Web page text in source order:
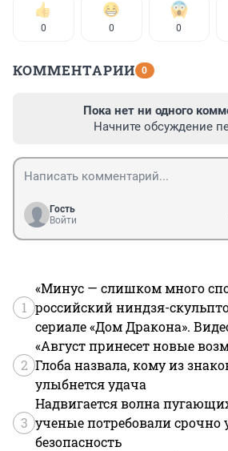
0 0 0
КОММЕНТАРИИ 0
Пока нет ни одного
Начните обсуждение
Гость
Войти
1
«Минус — слишком много
российский ниндзя-
сериале «Дом Дракона».
2
«Август принесет новые
Глоба назвала, кому из
улыбнется удача
3
Надвигается волна
ученые потребовали срочно
безопасность